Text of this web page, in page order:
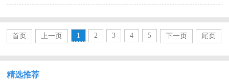
那么报告应该怎么写才合适呢？以下是小编精心整理...
首页 上一页 1 2 3 4 5 下一页 尾页
精选推荐